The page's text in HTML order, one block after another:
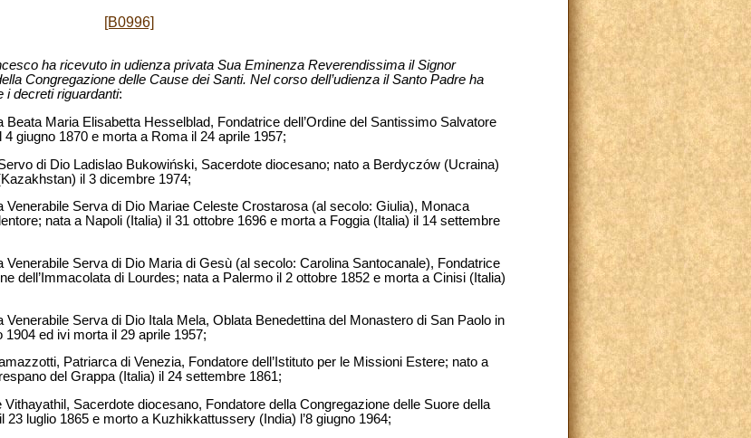
[B0996]
ha ricevuto in udienza privata Sua Eminenza Reverendissima il Signor
Congregazione delle Cause dei Santi. Nel corso dell’udienza il Santo Padre ha
i decreti riguardanti:
Beata Maria Elisabetta Hesselblad, Fondatrice dell’Ordine del Santissimo Salvatore
giugno 1870 e morta a Roma il 24 aprile 1957;
di Dio Ladislao Bukowiński, Sacerdote diocesano; nato a Berdyczów (Ucraina)
il 3 dicembre 1974;
Venerabile Serva di Dio Mariae Celeste Crostarosa (al secolo: Giulia), Monaca
nata a Napoli (Italia) il 31 ottobre 1696 e morta a Foggia (Italia) il 14 settembre
Venerabile Serva di Dio Maria di Gesù (al secolo: Carolina Santocanale), Fondatrice
dell’Immacolata di Lourdes; nata a Palermo il 2 ottobre 1852 e morta a Cinisi (Italia)
Venerabile Serva di Dio Itala Mela, Oblata Benedettina del Monastero di San Paolo in
ed ivi morta il 29 aprile 1957;
Patriarca di Venezia, Fondatore dell’Istituto per le Missioni Estere; nato a
del Grappa (Italia) il 24 settembre 1861;
Sacerdote diocesano, Fondatore della Congregazione delle Suore della
luglio 1865 e morto a Kuzhikkattussery (India) l’8 giugno 1964;